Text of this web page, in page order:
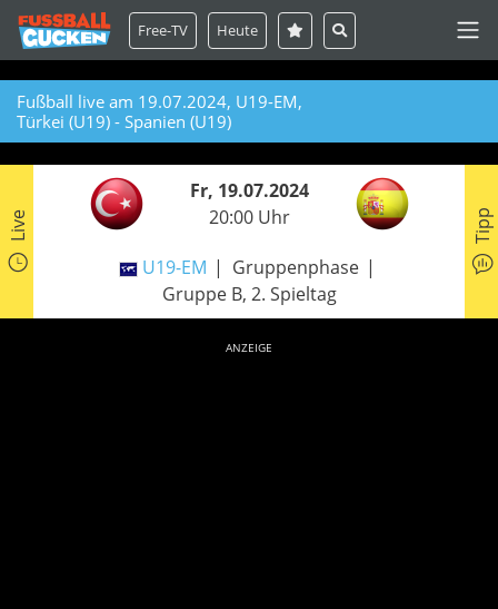
Free-TV Heute
Fußball live am 19.07.2024, U19-EM,
Türkei (U19) - Spanien (U19)
Live
Fr, 19.07.2024
20:00 Uhr
U19-EM
Gruppenphase
Gruppe B, 2. Spieltag
Tipp
ANZEIGE